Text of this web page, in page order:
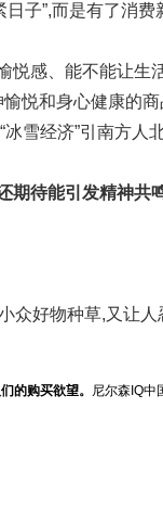
子”,而是有了消费
悦感、能不能让生
悦和身心健康的商
雪经济”引南方人
期待能引发精神共
众好物种草,又让人
的购买欲望。 尼尔森IQ中